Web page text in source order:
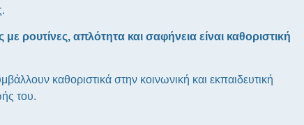
ρουτίνες, απλότητα και σαφήνεια είναι καθοριστική
καθοριστικά στην κοινωνική και εκπαιδευτική
του.